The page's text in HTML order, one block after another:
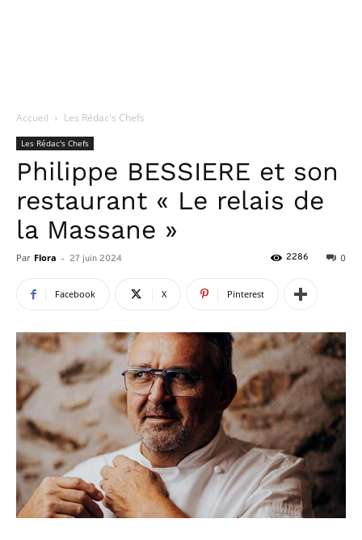
Accueil Les Rédac's Chefs
Les Rédac's Chefs
Philippe BESSIERE et son
restaurant « Le relais de
la Massane »
Par Flora - 27 juin 2024 0
2286
Facebook X Pinterest